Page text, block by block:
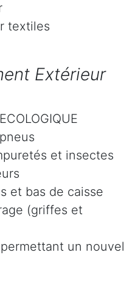
textiles
Extérieur
et insectes
et bas de caisse
(griffes et
un nouvel